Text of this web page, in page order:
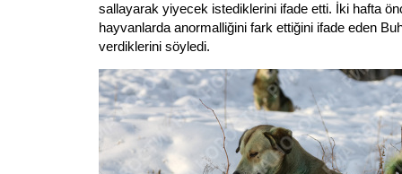
sallayarak yiyecek istediklerini ifade etti. İki hafta
hayvanlarda anormalliğini fark ettiğini ifade eden
verdiklerini söyledi.